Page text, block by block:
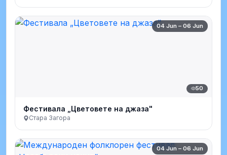
04 Jun – 06 Jun
50
Фестивала „Цветовете на джаза"
Стара Загора
04 Jun – 06 Jun